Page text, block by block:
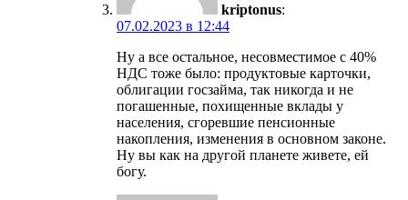
kriptonus:
07.02.2023 в 12:44
Ну а все остальное, несовместимое с 40%
НДС тоже было: продуктовые карточки,
облигации госзайма, так никогда и не
погашенные, похищенные вклады у
населения, сгоревшие пенсионные
накопления, изменения в основном законе.
Ну вы как на другой планете живете, ей
богу.